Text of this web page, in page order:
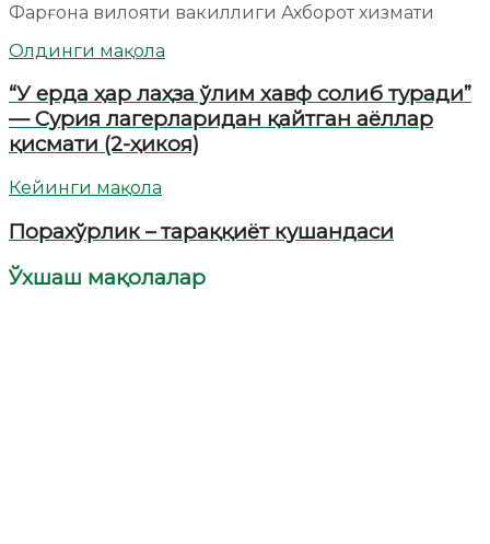
Фарғона вилояти вакиллиги Ахборот хизмати
Олдинги мақола
“У ерда ҳар лаҳза ўлим хавф солиб туради”
— Сурия лагерларидан қайтган аёллар
қисмати (2-ҳикоя)
Кейинги мақола
Порахўрлик – тараққиёт кушандаси
Ўхшаш мақолалар